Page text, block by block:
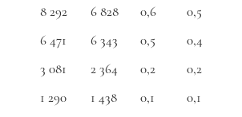
8 292 6 828 0,6
0,5
6 471 6 343 0,5
0,4
3 081 2 364 0,2
0,2
1 290 1 438 0,1
0,1